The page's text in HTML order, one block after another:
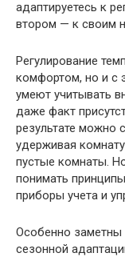
адаптируетесь к
втором — к своим
Регулирование
комфортом, но и с
умеют учитывать
даже факт
результате можно
удерживая
пустые комнаты.
понимать
приборы учета и
Особенно заметны
сезонной